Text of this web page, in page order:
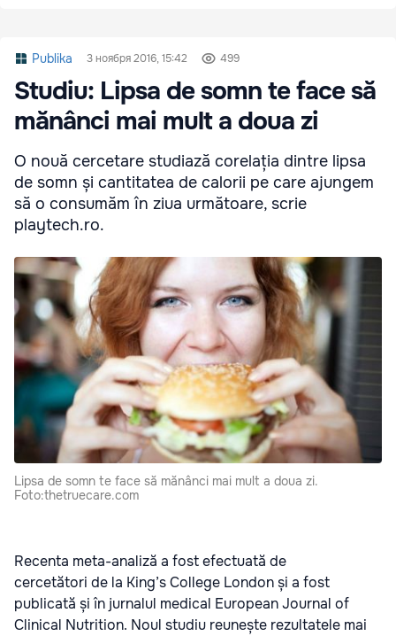
Publika 3 ноября 2016, 15:42 499
Studiu: Lipsa de somn te face să
mănânci mai mult a doua zi
O nouă cercetare studiază corelația dintre lipsa
de somn și cantitatea de calorii pe care ajungem
să o consumăm în ziua următoare, scrie
playtech.ro.
Lipsa de somn te face să mănânci mai mult a doua zi.
Foto:thetruecare.com
Recenta meta-analiză a fost efectuată de
cercetători de la King’s College London și a fost
publicată și în jurnalul medical European Journal of
Clinical Nutrition. Noul studiu reunește rezultatele mai